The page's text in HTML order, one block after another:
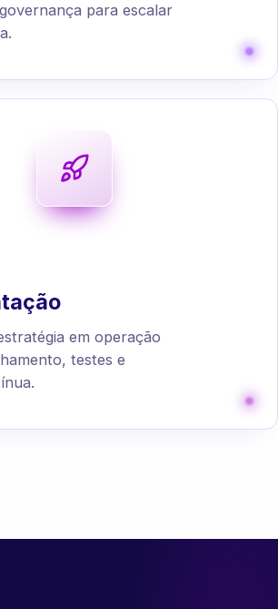
para escalar
em operação
testes e